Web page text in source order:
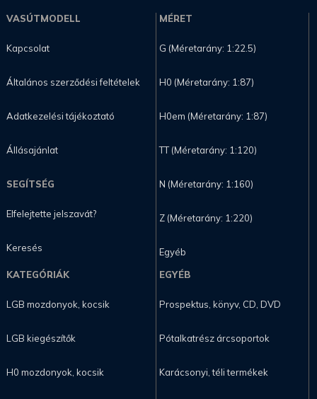
VASÚTMODELL
Kapcsolat
Általános szerződési feltételek
Adatkezelési tájékoztató
Állásajánlat
SEGÍTSÉG
Elfelejtette jelszavát?
Keresés
MÉRET
G (Méretarány: 1:22.5)
H0 (Méretarány: 1:87)
H0em (Méretarány: 1:87)
TT (Méretarány: 1:120)
N (Méretarány: 1:160)
Z (Méretarány: 1:220)
Egyéb
KATEGÓRIÁK
LGB mozdonyok, kocsik
LGB kiegészítők
H0 mozdonyok, kocsik
EGYÉB
Prospektus, könyv, CD, DVD
Pótalkatrész árcsoportok
Karácsonyi, téli termékek